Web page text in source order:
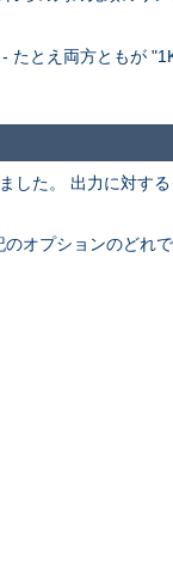
たとえ両方ともが
した。 出力に対す
オプションのどれ